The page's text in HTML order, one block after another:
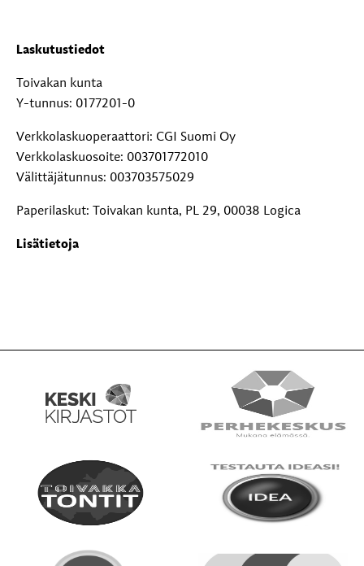
Laskutustiedot
Toivakan kunta
Y-tunnus: 0177201-0
Verkkolaskuoperaattori: CGI Suomi Oy
Verkkolaskuosoite: 003701772010
Välittäjätunnus: 003703575029
Paperilaskut: Toivakan kunta, PL 29, 00038 Logica
Lisätietoja